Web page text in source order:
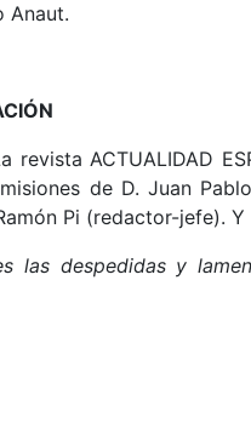
Anaut.
revista ACTUALIDAD
de D. Juan
Pi (redactor-jefe).
las despedidas y